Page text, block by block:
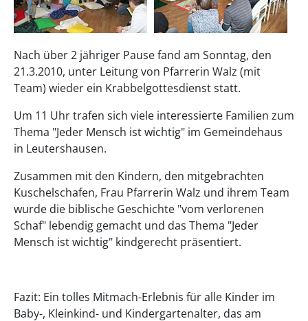
Nach über 2 jähriger Pause fand am Sonntag, den
21.3.2010, unter Leitung von Pfarrerin Walz (mit
Team) wieder ein Krabbelgottesdienst statt.
Um 11 Uhr trafen sich viele interessierte Familien zum
Thema "Jeder Mensch ist wichtig" im Gemeindehaus
in Leutershausen.
Zusammen mit den Kindern, den mitgebrachten
Kuschelschafen, Frau Pfarrerin Walz und ihrem Team
wurde die biblische Geschichte "vom verlorenen
Schaf" lebendig gemacht und das Thema "Jeder
Mensch ist wichtig" kindgerecht präsentiert.
Fazit: Ein tolles Mitmach-Erlebnis für alle Kinder im
Baby-, Kleinkind- und Kindergartenalter, das am